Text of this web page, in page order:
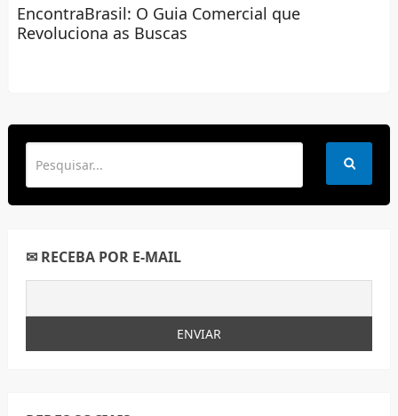
EncontraBrasil: O Guia Comercial que
Revoluciona as Buscas
✉ RECEBA POR E-MAIL